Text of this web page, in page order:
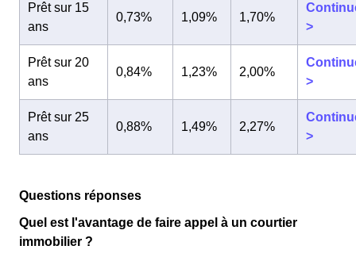
Prêt sur 15
ans
0,73% 1,09% 1,70%
>
Prêt sur 20
ans
0,84% 1,23% 2,00%
>
Prêt sur 25
ans
0,88% 1,49% 2,27%
>
Questions réponses
Quel est l'avantage de faire appel à un courtier
immobilier ?